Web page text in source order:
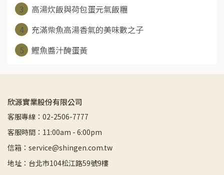
3
高湯炊飯與荷包蛋元氣飯糰
4
充滿柴魚高湯香氣的美味數之子
5
鰹魚醬汁醃蛋黃
欣源實業股份有限公司
客服專線：02-2506-7777
客服時間：11:00am - 6:00pm
信箱：service@shingen.com.tw
地址：台北市104松江路59號9樓